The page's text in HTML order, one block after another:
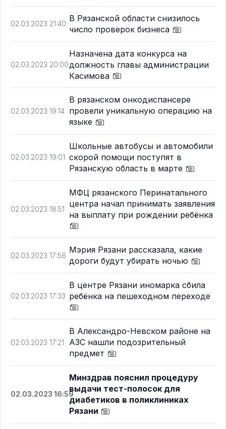
02.03.2023 21:40
В Рязанской области снизилось
число проверок бизнеса
02.03.2023 20:00
Назначена дата конкурса на
должность главы администрации
Касимова
02.03.2023 19:14
В рязанском онкодиспансере
провели уникальную операцию на
языке
02.03.2023 19:01
Школьные автобусы и автомобили
скорой помощи поступят в
Рязанскую область в марте
02.03.2023 18:51
МФЦ рязанского Перинатального
центра начал принимать заявления
на выплату при рождении ребёнка
02.03.2023 17:56
Мэрия Рязани рассказала, какие
дороги будут убирать ночью
02.03.2023 17:33
В центре Рязани иномарка сбила
ребёнка на пешеходном переходе
02.03.2023 17:21
В Александро-Невском районе на
АЗС нашли подозрительный
предмет
02.03.2023 16:59
Минздрав пояснил процедуру
выдачи тест-полосок для
диабетиков в поликлиниках
Рязани